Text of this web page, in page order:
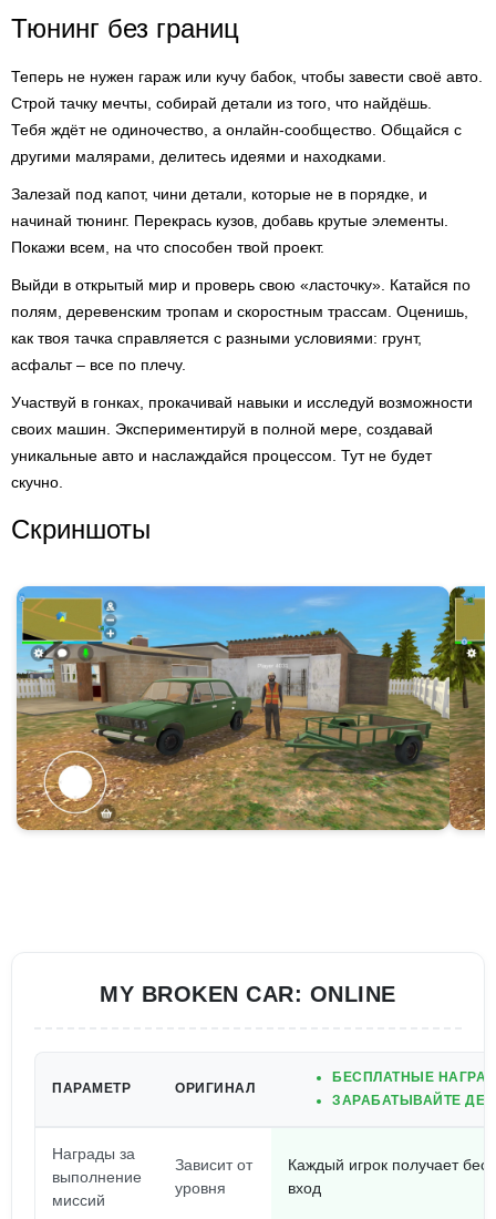
Тюнинг без границ
Теперь не нужен гараж или кучу бабок, чтобы завести своё авто.
Строй тачку мечты, собирай детали из того, что найдёшь.
Тебя ждёт не одиночество, а онлайн-сообщество. Общайся с
другими малярами, делитесь идеями и находками.
Залезай под капот, чини детали, которые не в порядке, и
начинай тюнинг. Перекрась кузов, добавь крутые элементы.
Покажи всем, на что способен твой проект.
Выйди в открытый мир и проверь свою «ласточку». Катайся по
полям, деревенским тропам и скоростным трассам. Оценишь,
как твоя тачка справляется с разными условиями: грунт,
асфальт – все по плечу.
Участвуй в гонках, прокачивай навыки и исследуй возможности
своих машин. Экспериментируй в полной мере, создавай
уникальные авто и наслаждайся процессом. Тут не будет
скучно.
Скриншоты
MY BROKEN CAR: ONLINE
ПАРАМЕТР ОРИГИНАЛ
БЕСПЛАТНЫЕ
ЗАРАБАТЫВАЙТЕ
Награды за
выполнение
миссий
Зависит от
уровня
Каждый игрок получает
вход